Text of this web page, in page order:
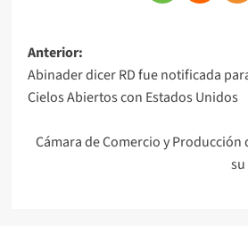
Anterior:
Abinader dicer RD fue notificada
Cielos Abiertos con Estados Unidos
Cámara de Comercio y Producción